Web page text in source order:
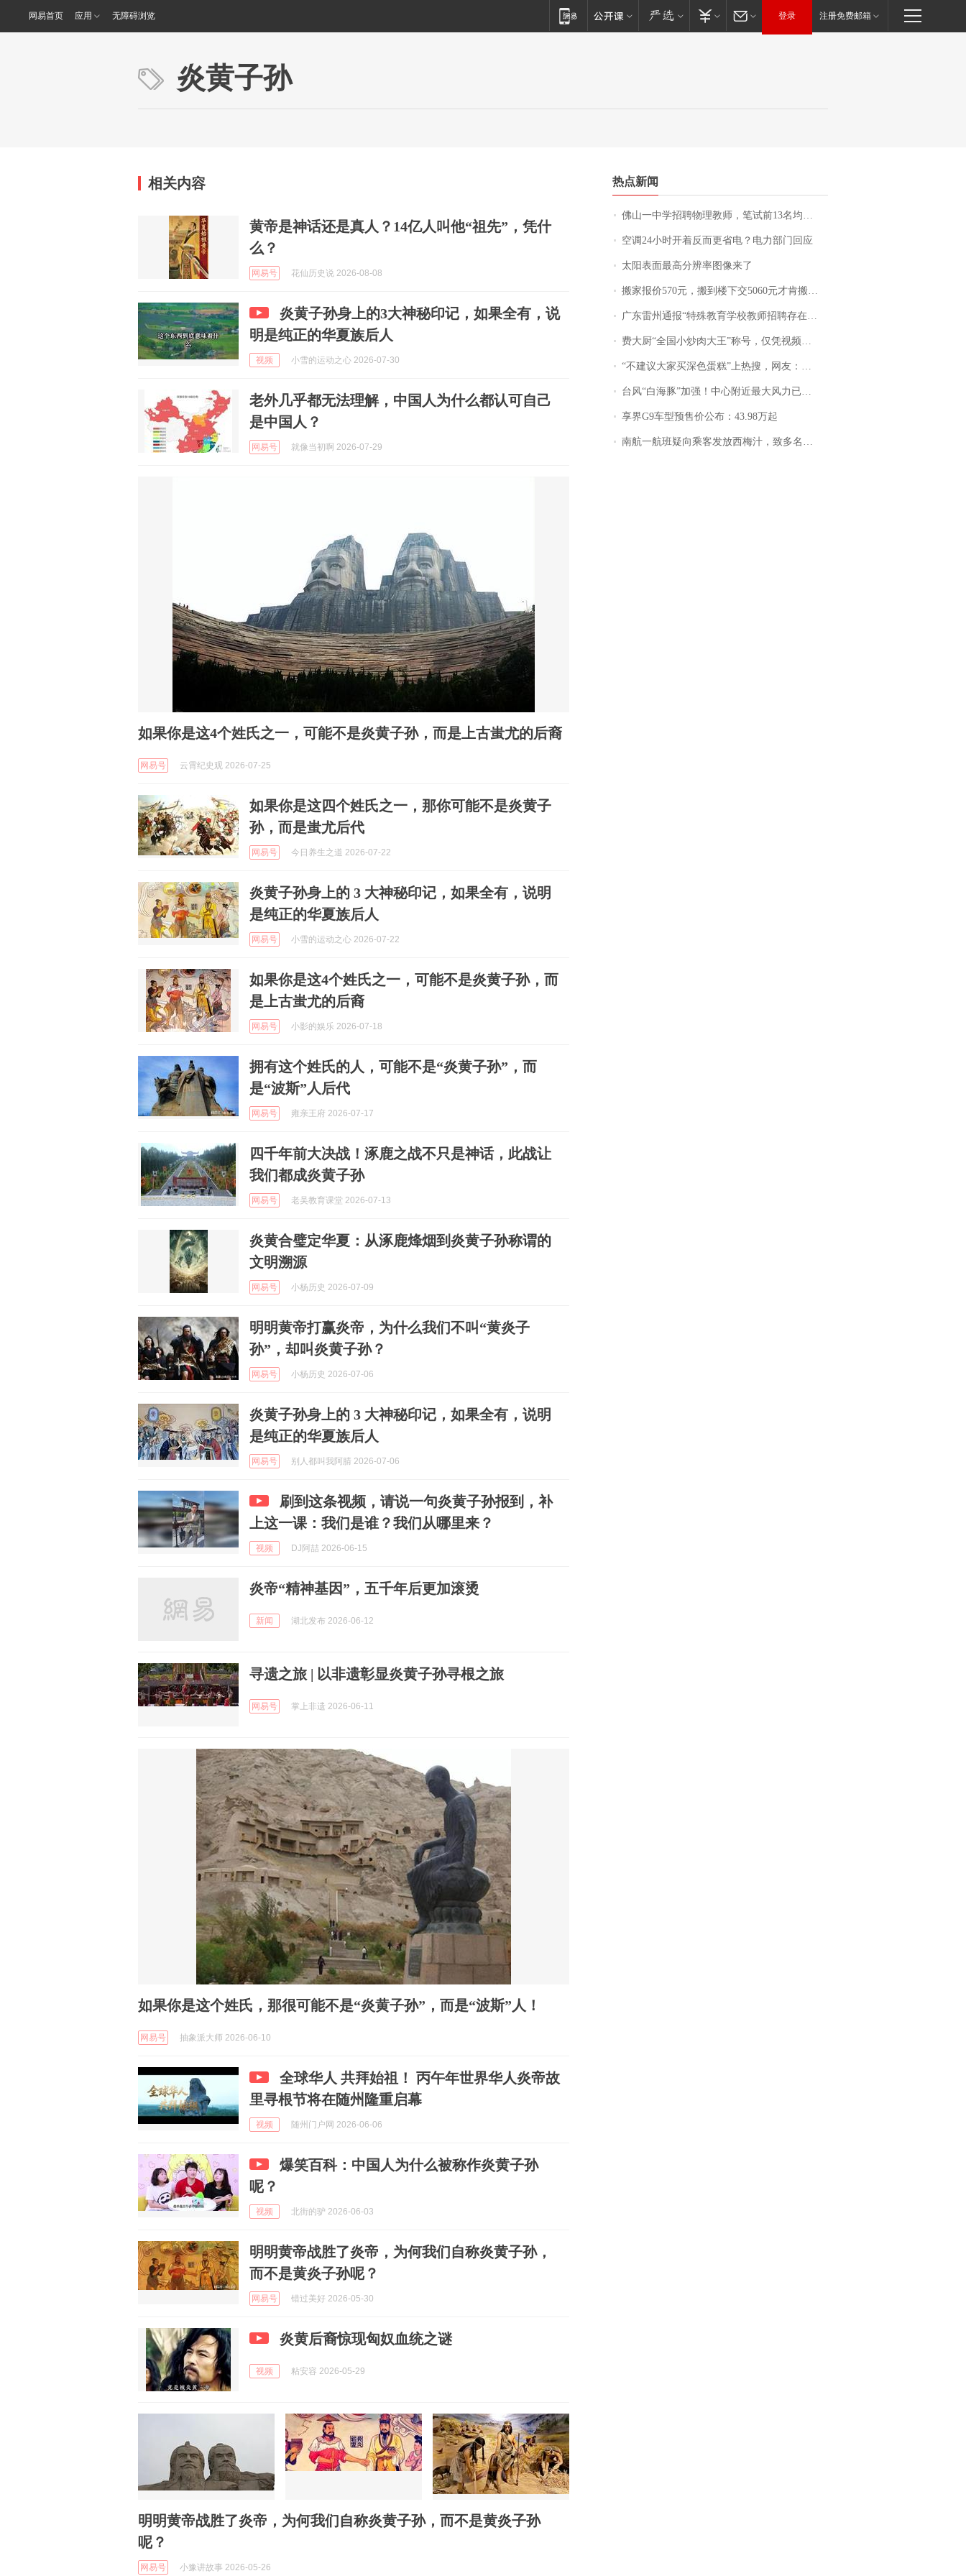
网易首页 应用 无障碍浏览 登录 注册免费邮箱
炎黄子孙
相关内容
黄帝是神话还是真人？14亿人叫他“祖先”，凭什
么？
网易号 花仙历史说 2026-08-08
炎黄子孙身上的3大神秘印记，如果全有，说
明是纯正的华夏族后人
视频 小雪的运动之心 2026-07-30
老外几乎都无法理解，中国人为什么都认可自己
是中国人？
网易号 就像当初啊 2026-07-29
如果你是这4个姓氏之一，可能不是炎黄子孙，而是上古蚩尤的后裔
网易号 云霄纪史观 2026-07-25
如果你是这四个姓氏之一，那你可能不是炎黄子
孙，而是蚩尤后代
网易号 今日养生之道 2026-07-22
炎黄子孙身上的 3 大神秘印记，如果全有，说明
是纯正的华夏族后人
网易号 小雪的运动之心 2026-07-22
如果你是这4个姓氏之一，可能不是炎黄子孙，而
是上古蚩尤的后裔
网易号 小影的娱乐 2026-07-18
拥有这个姓氏的人，可能不是“炎黄子孙”，而
是“波斯”人后代
网易号 雍亲王府 2026-07-17
四千年前大决战！涿鹿之战不只是神话，此战让
我们都成炎黄子孙
网易号 老吴教育课堂 2026-07-13
炎黄合璧定华夏：从涿鹿烽烟到炎黄子孙称谓的
文明溯源
网易号 小杨历史 2026-07-09
明明黄帝打赢炎帝，为什么我们不叫“黄炎子
孙”，却叫炎黄子孙？
网易号 小杨历史 2026-07-06
炎黄子孙身上的 3 大神秘印记，如果全有，说明
是纯正的华夏族后人
网易号 别人都叫我阿腈 2026-07-06
刷到这条视频，请说一句炎黄子孙报到，补
上这一课：我们是谁？我们从哪里来？
视频 DJ阿喆 2026-06-15
炎帝“精神基因”，五千年后更加滚烫
新闻 湖北发布 2026-06-12
寻遗之旅 | 以非遗彰显炎黄子孙寻根之旅
网易号 掌上非遗 2026-06-11
如果你是这个姓氏，那很可能不是“炎黄子孙”，而是“波斯”人！
网易号 抽象派大师 2026-06-10
全球华人 共拜始祖！ 丙午年世界华人炎帝故
里寻根节将在随州隆重启幕
视频 随州门户网 2026-06-06
爆笑百科：中国人为什么被称作炎黄子孙
呢？
视频 北街的驴 2026-06-03
明明黄帝战胜了炎帝，为何我们自称炎黄子孙，
而不是黄炎子孙呢？
网易号 错过美好 2026-05-30
炎黄后裔惊现匈奴血统之谜
视频 粘安容 2026-05-29
明明黄帝战胜了炎帝，为何我们自称炎黄子孙，而不是黄炎子孙
呢？
网易号 小豫讲故事 2026-05-26
热点新闻
佛山一中学招聘物理教师，笔试前13名均遭淘汰？教育局：已叫停招聘，成立调查组全面核查
空调24小时开着反而更省电？电力部门回应
太阳表面最高分辨率图像来了
搬家报价570元，搬到楼下交5060元才肯搬上楼！女子傻眼了……
广东雷州通报“特殊教育学校教师招聘存在违规行为”：已启动问责程序 副校长被停职
费大厨“全国小炒肉大王”称号，仅凭视频评出？中国烹饪协会回应
“不建议大家买深色蛋糕”上热搜，网友：天塌了！
台风“白海豚”加强！中心附近最大风力已达15级 最新研判
享界G9车型预售价公布：43.98万起
南航一航班疑向乘客发放西梅汁，致多名乘客在飞行途中排队上厕所！乘客：机上100多人只有2个厕所；客服回应：并非每架飞机都会发放西梅汁